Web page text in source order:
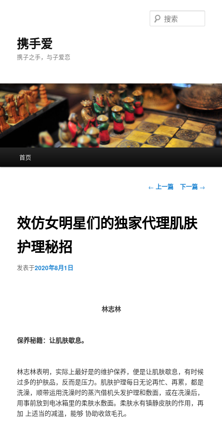
携手爱
携子之手，与子爱恋
索
首页
文
航
← 上一篇 下一篇 →
效仿女明星们的独家代理肌肤
护理秘招
发表于2020年8月1日
林志林
保养秘籍：让肌肤歇息。
林志林表明，实际上最好是的维护保养，便是让肌肤歇息，有时候
过多的护肤品，反而是压力。肌肤护理每日无论再忙、再累，都是
洗澡，顺带运用洗澡时的蒸汽借机头发护理和敷面，或在冼澡后，
用事前放到电冰箱里的柔肤水敷面。柔肤水有镇静皮肤的作用，再
加 上适当的减温，能够 协助收敛毛孔。